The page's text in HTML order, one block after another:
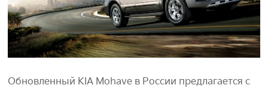
Обновленный KIA Mohave в России предлагается с